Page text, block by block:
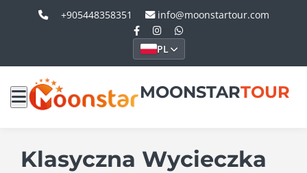
+905448358351 info@moonstartour.com
PL
MOONSTARTOUR
Klasyczna Wycieczka